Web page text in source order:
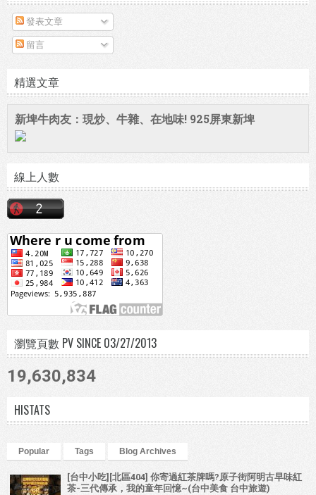
發表文章
留言
精選文章
新埤牛肉友：現炒、牛雜、在地味! 925屏東新埤
線上人數
瀏覽頁數 PV SINCE 03/27/2013
19,630,834
HISTATS
Popular Tags Blog Archives
[台中小吃][北區404] 你寄過紅茶牌嗎?原子街阿明古早味紅
茶-三代傳承，我的童年回憶~(台中美食 台中旅遊)